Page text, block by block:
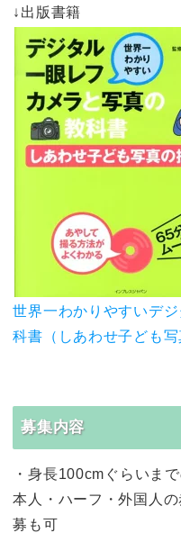
↓出版書籍
世界一わかりやすいデ
科書（しあわせ子ども
募集内容
・身長100cmぐらいま
本人・ハーフ・外国人
募も可